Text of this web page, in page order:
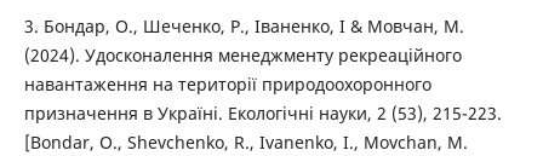
3. Бондар, О., Шеченко, Р., Іваненко, І & Мовчан, М.
(2024). Удосконалення менеджменту рекреаційного
навантаження на території природоохоронного
призначення в Україні. Екологічні науки, 2 (53), 215-223.
[Bondar, O., Shevchenko, R., Ivanenko, I., Movchan, M.